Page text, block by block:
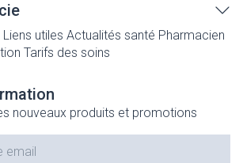
Liens utiles Actualités santé Pharmacien
Tarifs des soins
nouveaux produits et promotions